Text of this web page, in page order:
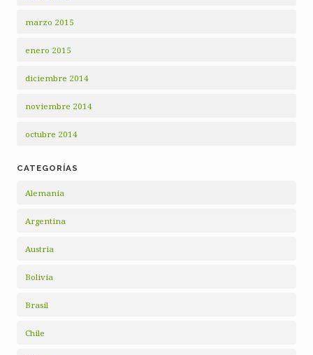
marzo 2015
enero 2015
diciembre 2014
noviembre 2014
octubre 2014
CATEGORÍAS
Alemania
Argentina
Austria
Bolivia
Brasil
Chile